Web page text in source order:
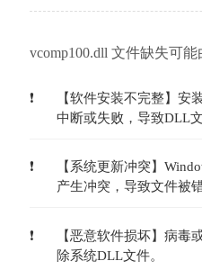
vcomp100.dll 文件缺失可能
【软件安装不完整】安
中断或失败，导致DLL
【系统更新冲突】
产生冲突，导致文件被
【恶意软件损坏】病毒
除系统DLL文件。